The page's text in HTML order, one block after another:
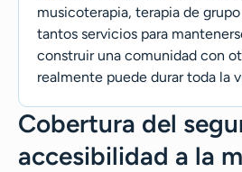
musicoterapia, terapia de
tantos servicios para
construir una comunidad con
realmente puede durar toda la
Cobertura del
accesibilidad a la